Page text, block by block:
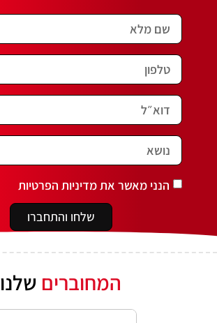
הנני מאשר את מדיניות הפרטיות
שלחו והתחברו
המחוברים שלנו